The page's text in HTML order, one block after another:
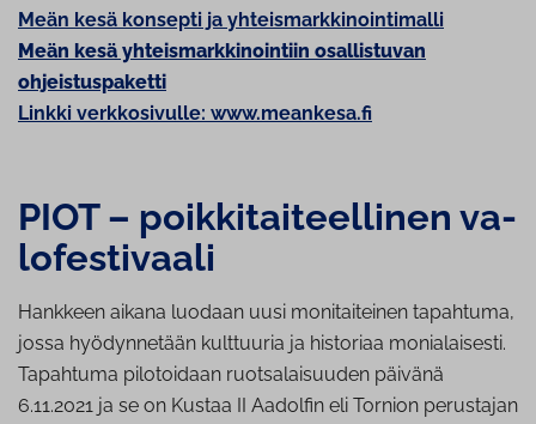
Meän kesä konsepti ja yhteismarkkinointimalli
Meän kesä yhteismarkkinointiin osallistuvan
ohjeistuspaketti
Linkki verkkosivulle: www.meankesa.fi
PIOT – poik­ki­tai­teel­li­nen va­
lo­fes­ti­vaa­li
Hankkeen aikana luodaan uusi monitaiteinen tapahtuma,
jossa hyödynnetään kulttuuria ja historiaa monialaisesti.
Tapahtuma pilotoidaan ruotsalaisuuden päivänä
6.11.2021 ja se on Kustaa II Aadolfin eli Tornion perustajan